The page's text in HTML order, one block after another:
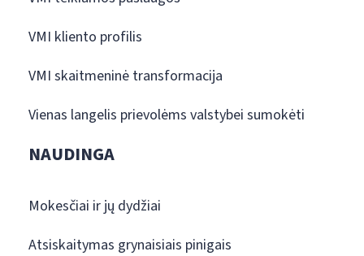
VMI kliento profilis
VMI skaitmeninė transformacija
Vienas langelis prievolėms valstybei sumokėti
NAUDINGA
Mokesčiai ir jų dydžiai
Atsiskaitymas grynaisiais pinigais